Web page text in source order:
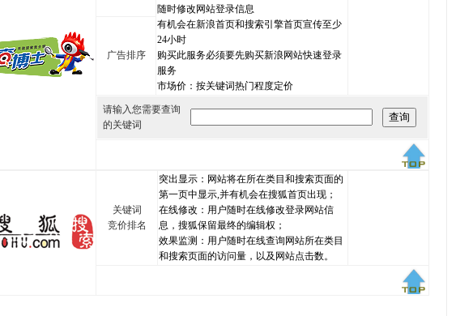
随时修改网站登录信息
有机会在新浪首页和搜索引擎首页宣传至少
24小时
购买此服务必须要先购买新浪网站快速登录
服务
市场价：按关键词热门程度定价
广告排序
请输入您需要查询
的关键词
关键词
竞价排名
突出显示：网站将在所在类目和搜索页面的
第一页中显示,并有机会在搜狐首页出现；
在线修改：用户随时在线修改登录网站信
息，搜狐保留最终的编辑权；
效果监测：用户随时在线查询网站所在类目
和搜索页面的访问量，以及网站点击数。